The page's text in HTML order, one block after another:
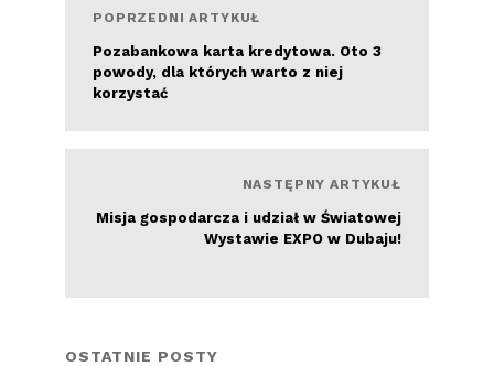
POPRZEDNI ARTYKUŁ
Pozabankowa karta kredytowa. Oto 3
powody, dla których warto z niej
korzystać
NASTĘPNY ARTYKUŁ
Misja gospodarcza i udział w Światowej
Wystawie EXPO w Dubaju!
OSTATNIE POSTY